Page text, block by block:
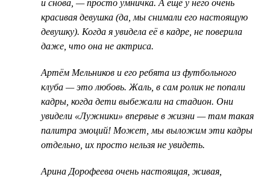
и снова, — просто умничка. А ещё у него очень
красивая девушка (да, мы снимали его настоящую
девушку). Когда я увидела её в кадре, не поверила
даже, что она не актриса.
Артём Мельников и его ребята из футбольного
клуба — это любовь. Жаль, в сам ролик не попали
кадры, когда дети выбежали на стадион. Они
увидели «Лужники» впервые в жизни — там такая
палитра эмоций! Может, мы выложим эти кадры
отдельно, их просто нельзя не увидеть.
Арина Дорофеева очень настоящая, живая,